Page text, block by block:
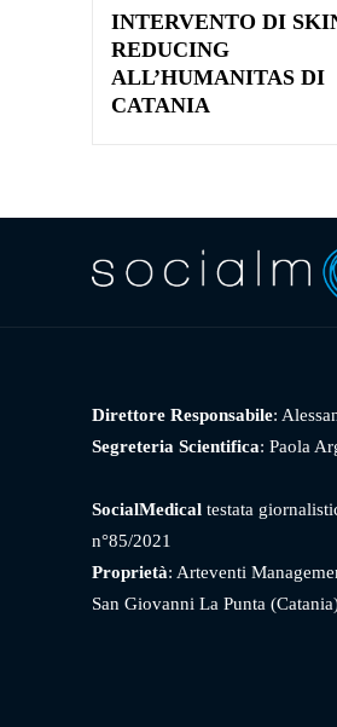
INTERVENTO DI
REDUCING
ALL’HUMANITAS DI
CATANIA
Direttore Responsabile:
Segreteria Scientifica: Paola
SocialMedical testata
n°85/2021
Proprietà: Arteventi
San Giovanni La Punta